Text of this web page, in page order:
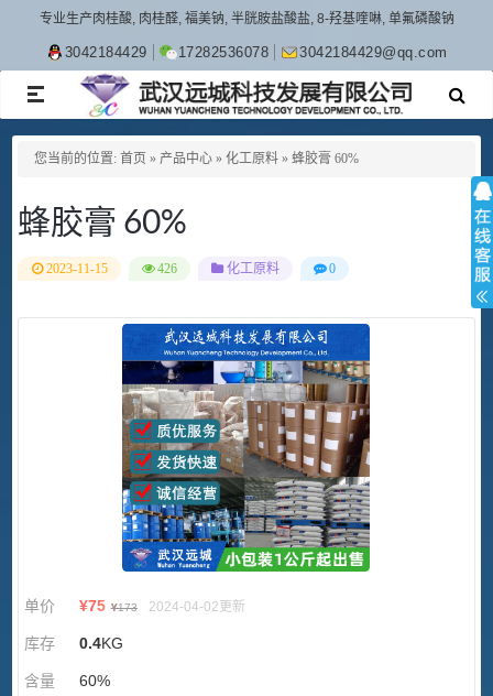
专业生产肉桂酸, 肉桂醛, 福美钠, 半胱胺盐酸盐, 8-羟基喹啉, 单氟磷酸钠
3042184429 17282536078 3042184429@qq.com
TOGGLE
NAVIGATION
您当前的位置: 首页 » 产品中心 » 化工原料 » 蜂胶膏 60%
蜂胶膏 60%
2023-11-15 426 化工原料 0
单价 ¥75 ¥173 2024-04-02更新
库存 0.4KG
含量 60%